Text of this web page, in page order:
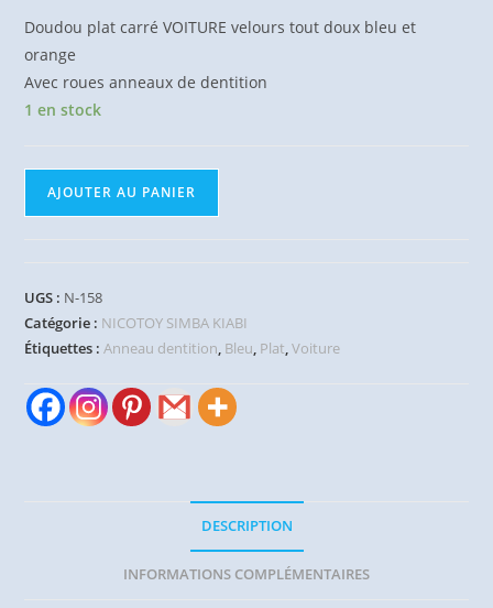
Doudou plat carré VOITURE velours tout doux bleu et
orange
Avec roues anneaux de dentition
1 en stock
voiture
orange
bleu
KIABI
JOGYSTAR
AJOUTER AU PANIER
UGS : N-158
Catégorie : NICOTOY SIMBA KIABI
Étiquettes :Anneau dentition, Bleu, Plat,Voiture
DESCRIPTION
INFORMATIONS COMPLÉMENTAIRES